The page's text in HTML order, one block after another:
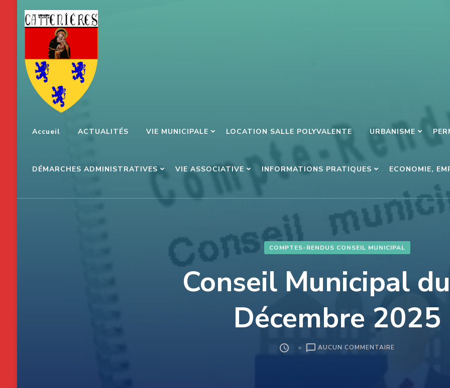
Aller
au
contenu
(Pressez
Entrée)
Accueil ACTUALITÉS VIE MUNICIPALE LOCATION SALLE POLYVALENTE URBANISME
DÉMARCHES ADMINISTRATIVES VIE ASSOCIATIVE INFORMATIONS PRATIQUES ECONOMIE,
COMPTES-RENDUS CONSEIL MUNICIPAL
Conseil Municipal
Décembre 2025
AUCUN COMMENTAIRE